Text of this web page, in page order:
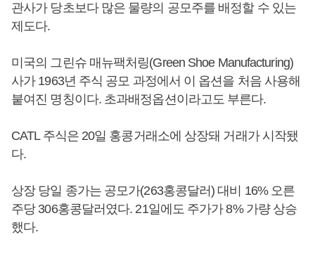
관사가 당초보다 많은 물량의 공모주를 배정할 수 있는
제도다.
미국의 그린슈 매뉴팩처링(Green Shoe Manufacturing)
사가 1963년 주식 공모 과정에서 이 옵션을 처음 사용해
붙여진 명칭이다. 초과배정옵션이라고도 부른다.
CATL 주식은 20일 홍콩거래소에 상장돼 거래가 시작됐
다.
상장 당일 종가는 공모가(263홍콩달러) 대비 16% 오른
주당 306홍콩달러였다. 21일에도 주가가 8% 가량 상승
했다.